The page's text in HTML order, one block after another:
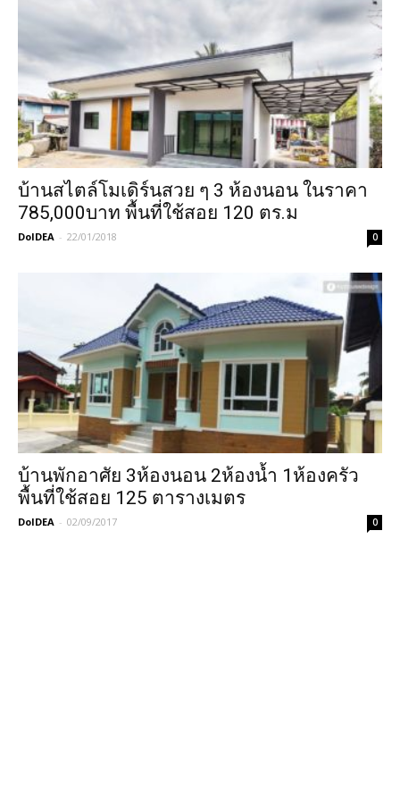
บ้านสไตล์โมเดิร์นสวย ๆ 3 ห้องนอน ในราคา
785,000บาท พื้นที่ใช้สอย 120 ตร.ม
DoIDEA - 22/01/2018 0
บ้านพักอาศัย 3ห้องนอน 2ห้องน้ำ 1ห้องครัว
พื้นที่ใช้สอย 125 ตารางเมตร
DoIDEA - 02/09/2017 0